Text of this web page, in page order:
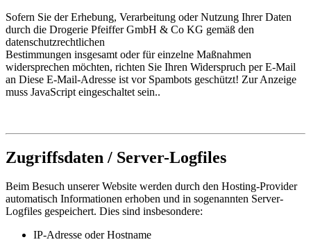
Sofern Sie der Erhebung, Verarbeitung oder Nutzung Ihrer Daten
durch die Drogerie Pfeiffer GmbH & Co KG gemäß den
datenschutzrechtlichen
Bestimmungen insgesamt oder für einzelne Maßnahmen
widersprechen möchten, richten Sie Ihren Widerspruch per E-Mail
an Diese E-Mail-Adresse ist vor Spambots geschützt! Zur Anzeige
muss JavaScript eingeschaltet sein..
Zugriffsdaten / Server-Logfiles
Beim Besuch unserer Website werden durch den Hosting-Provider
automatisch Informationen erhoben und in sogenannten Server-
Logfiles gespeichert. Dies sind insbesondere:
IP-Adresse oder Hostname